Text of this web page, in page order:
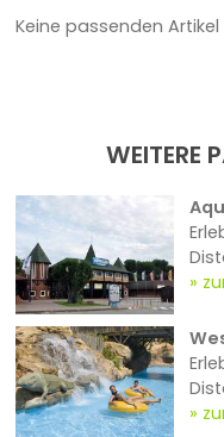
Keine passenden
WEITERE